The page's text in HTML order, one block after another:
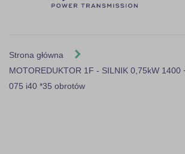
Strona główna
MOTOREDUKTOR 1F - SILNIK 0,75kW 1400
075 i40 *35 obrotów